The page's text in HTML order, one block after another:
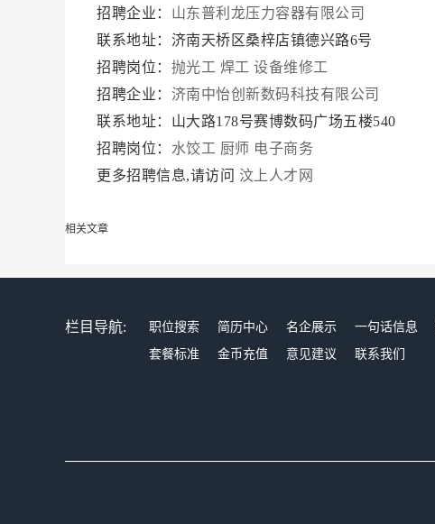
招聘企业： 山东普利龙压力容器有限公司
联系地址：济南天桥区桑梓店镇德兴路6号
招聘岗位： 抛光工 焊工 设备维修工
招聘企业： 济南中怡创新数码科技有限公司
联系地址：山大路178号赛博数码广场五楼540
招聘岗位： 水饺工 厨师 电子商务
更多招聘信息,请访问 汶上人才网
相关文章
栏目导航: 职位搜索 简历中心 名企展示 一句话信息
套餐标准
金币充值 意见建议 联系我们